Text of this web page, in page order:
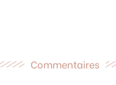
Commentaires